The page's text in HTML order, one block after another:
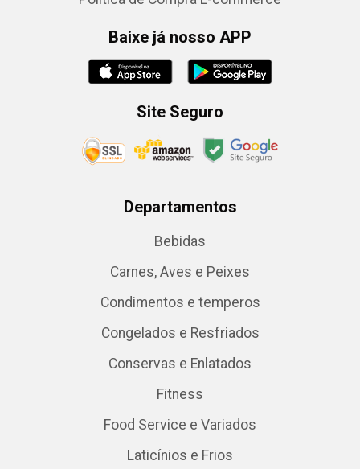
Baixe já nosso APP
Site Seguro
Departamentos
Bebidas
Carnes, Aves e Peixes
Condimentos e temperos
Congelados e Resfriados
Conservas e Enlatados
Fitness
Food Service e Variados
Laticínios e Frios